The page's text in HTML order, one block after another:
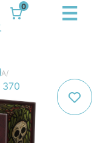
0
370
/